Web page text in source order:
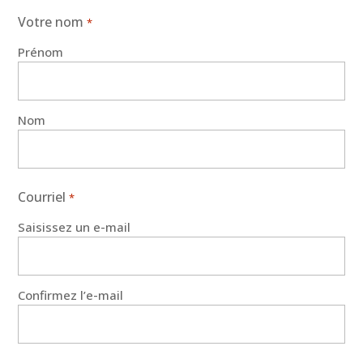
Votre nom *
Prénom
Nom
Courriel *
Saisissez un e-mail
Confirmez l’e-mail